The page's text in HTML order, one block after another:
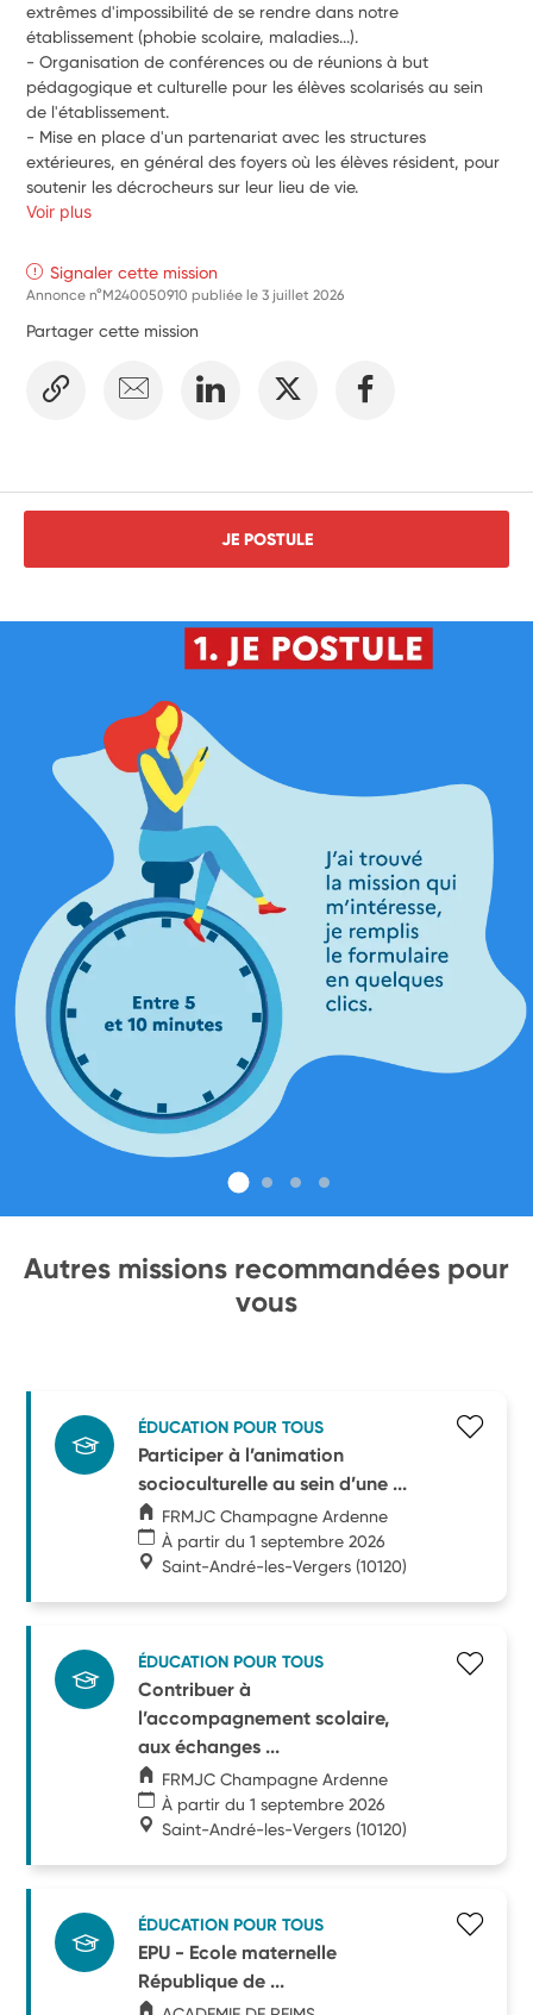
extrêmes d'impossibilité de se rendre dans notre
établissement (phobie scolaire, maladies...).
- Organisation de conférences ou de réunions à but
pédagogique et culturelle pour les élèves scolarisés au sein
- Mise en place d'un partenariat avec les structures
extérieures, en général des foyers où les élèves résident, pour
soutenir les décrocheurs sur leur lieu de vie.
Voir plus
Signaler cette mission
Annonce n°M240050910 publiée le3 juillet 2026
Partager cette mission
JE POSTULE
Autres missions recommandées pour
vous
ÉDUCATION POUR TOUS
Participer à l’animation
socioculturelle au sein d’une ...
FRMJC Champagne Ardenne
À partir du 1 septembre 2026
Saint-André-les-Vergers (10120)
ÉDUCATION POUR TOUS
Contribuer à
l’accompagnement scolaire,
aux échanges ...
FRMJC Champagne Ardenne
À partir du 1 septembre 2026
Saint-André-les-Vergers (10120)
ÉDUCATION POUR TOUS
EPU - Ecole maternelle
République de ...